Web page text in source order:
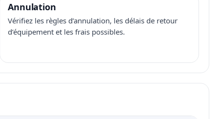
Annulation
Vérifiez les règles d’annulation, les délais de retour
d’équipement et les frais possibles.